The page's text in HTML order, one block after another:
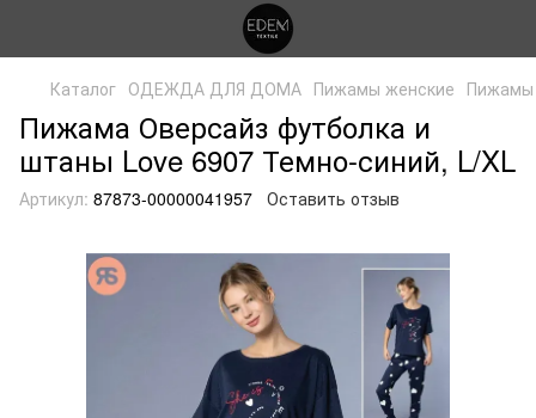
Каталог ОДЕЖДА ДЛЯ ДОМА Пижамы женские Пижамы
Пижама Оверсайз футболка и
штаны Love 6907 Темно-синий, L/XL
Артикул: 87873-00000041957 Оставить отзыв